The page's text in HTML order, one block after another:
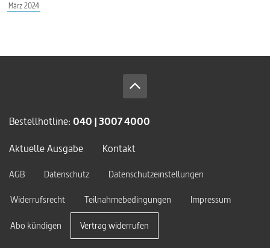
März 2024
Bestellhotline: 040 | 3007 4000
Aktuelle Ausgabe
Kontakt
AGB Datenschutz
Datenschutzeinstellungen
Widerrufsrecht
Teilnahmebedingungen Impressum
Abo kündigen Vertrag widerrufen